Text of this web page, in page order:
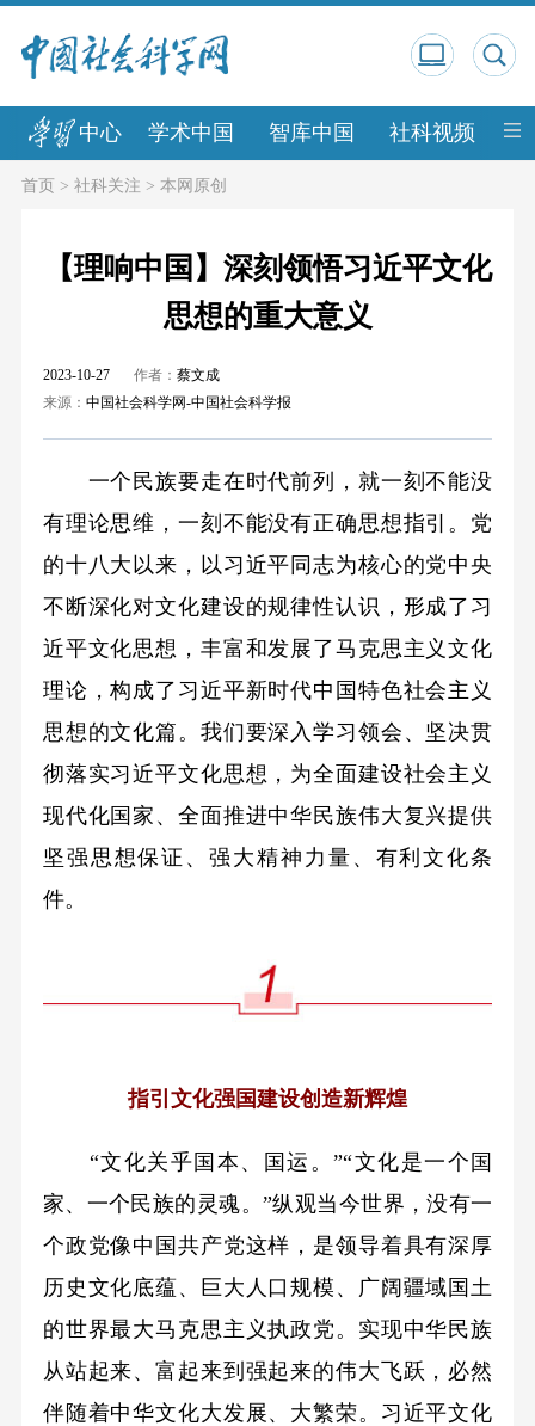
中心 学术中国 智库中国 社科视频 中
首页> 社科关注 > 本网原创
【理响中国】深刻领悟习近平文化
思想的重大意义
2023-10-27 作者： 蔡文成
来源： 中国社会科学网-中国社会科学报
一个民族要走在时代前列，就一刻不能没
有理论思维，一刻不能没有正确思想指引。党
的十八大以来，以习近平同志为核心的党中央
不断深化对文化建设的规律性认识，形成了习
近平文化思想，丰富和发展了马克思主义文化
理论，构成了习近平新时代中国特色社会主义
思想的文化篇。我们要深入学习领会、坚决贯
彻落实习近平文化思想，为全面建设社会主义
现代化国家、全面推进中华民族伟大复兴提供
坚强思想保证、强大精神力量、有利文化条
件。
指引文化强国建设创造新辉煌
“文化关乎国本、国运。”“文化是一个国
家、一个民族的灵魂。”纵观当今世界，没有一
个政党像中国共产党这样，是领导着具有深厚
历史文化底蕴、巨大人口规模、广阔疆域国土
的世界最大马克思主义执政党。实现中华民族
从站起来、富起来到强起来的伟大飞跃，必然
伴随着中华文化大发展、大繁荣。习近平文化